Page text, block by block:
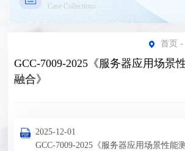
Case Collections
首页 -
GCC-7009-2025《服务器应用场景
融合》
2025-12-01
GCC-7009-2025《服务器应用场景性能